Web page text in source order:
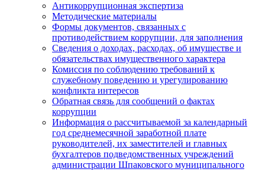
Антикоррупционная экспертиза
Методические материалы
Формы документов, связанных с
противодействием коррупции, для заполнения
Сведения о доходах, расходах, об имуществе и
обязательствах имущественного характера
Комиссия по соблюдению требований к
служебному поведению и урегулированию
конфликта интересов
Обратная связь для сообщений о фактах
коррупции
Информация о рассчитываемой за календарный
год среднемесячной заработной плате
руководителей, их заместителей и главных
бухгалтеров подведомственных учреждений
администрации Шпаковского муниципального